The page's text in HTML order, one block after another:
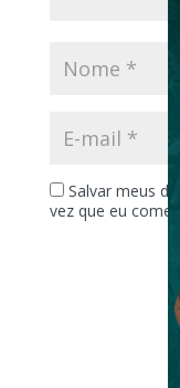
Salvar meus
vez que eu